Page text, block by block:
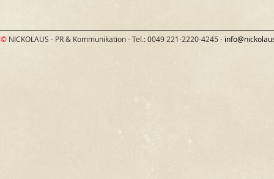
© NICKOLAUS - PR & Kommunikation - Tel.: 0049 221-2220-4245 -